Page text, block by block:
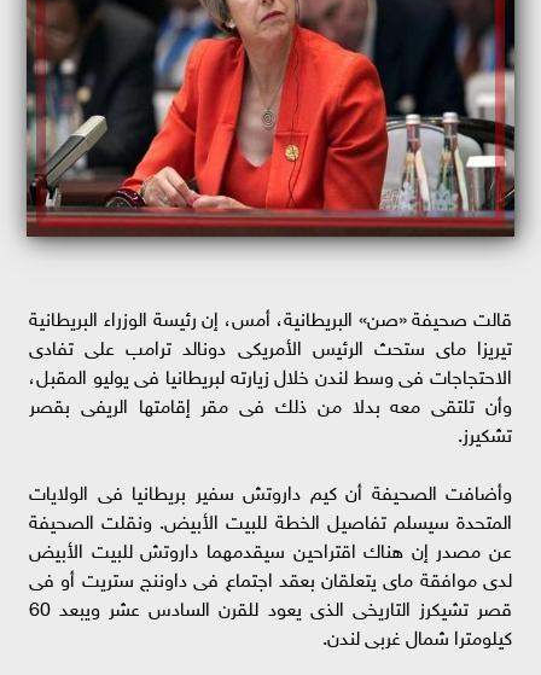
قالت صحيفة «صن» البريطانية، أمس، إن رئيسة الوزراء البريطانية
تيريزا ماى ستحث الرئيس الأمريكى دونالد ترامب على تفادى
الاحتجاجات فى وسط لندن خلال زيارته لبريطانيا فى يوليو المقبل،
وأن تلتقى معه بدلا من ذلك فى مقر إقامتها الريفى بقصر
تشكيرز.
وأضافت الصحيفة أن كيم داروتش سفير بريطانيا فى الولايات
المتحدة سيسلم تفاصيل الخطة للبيت الأبيض. ونقلت الصحيفة
عن مصدر إن هناك اقتراحين سيقدمهما داروتش للبيت الأبيض
لدى موافقة ماى يتعلقان بعقد اجتماع فى داوننج ستريت أو فى
قصر تشيكرز التاريخى الذى يعود للقرن السادس عشر ويبعد 60
كيلومترا شمال غربى لندن.